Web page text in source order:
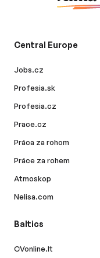
Central Europe
Jobs.cz
Profesia.sk
Profesia.cz
Prace.cz
Práca za rohom
Práce za rohem
Atmoskop
Nelisa.com
Baltics
CVonline.lt